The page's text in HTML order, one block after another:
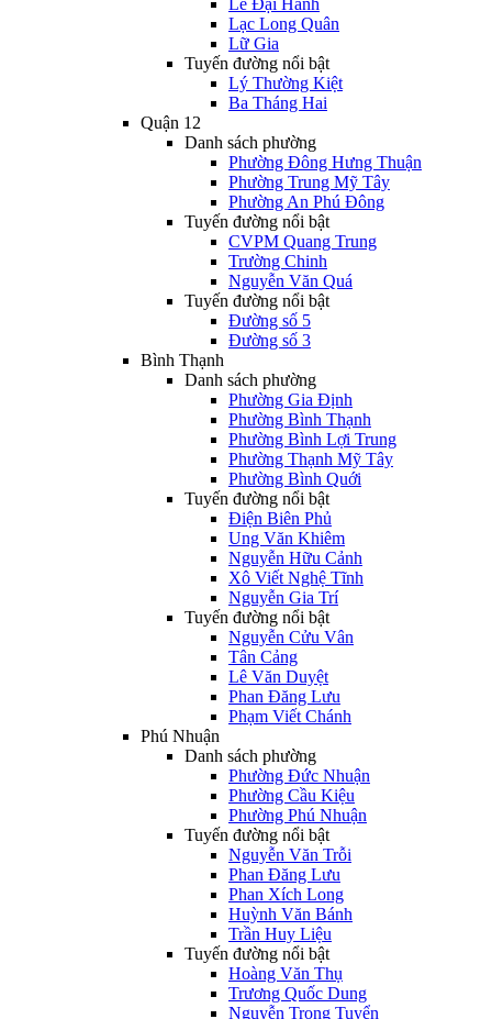
Lê Đại Hành
Lạc Long Quân
Lữ Gia
Tuyến đường nổi bật
Lý Thường Kiệt
Ba Tháng Hai
Quận 12
Danh sách phường
Phường Đông Hưng Thuận
Phường Trung Mỹ Tây
Phường An Phú Đông
Tuyến đường nổi bật
CVPM Quang Trung
Trường Chinh
Nguyễn Văn Quá
Tuyến đường nổi bật
Đường số 5
Đường số 3
Bình Thạnh
Danh sách phường
Phường Gia Định
Phường Bình Thạnh
Phường Bình Lợi Trung
Phường Thạnh Mỹ Tây
Phường Bình Quới
Tuyến đường nổi bật
Điện Biên Phủ
Ung Văn Khiêm
Nguyễn Hữu Cảnh
Xô Viết Nghệ Tĩnh
Nguyễn Gia Trí
Tuyến đường nổi bật
Nguyễn Cửu Vân
Tân Cảng
Lê Văn Duyệt
Phan Đăng Lưu
Phạm Viết Chánh
Phú Nhuận
Danh sách phường
Phường Đức Nhuận
Phường Cầu Kiệu
Phường Phú Nhuận
Tuyến đường nổi bật
Nguyễn Văn Trỗi
Phan Đăng Lưu
Phan Xích Long
Huỳnh Văn Bánh
Trần Huy Liệu
Tuyến đường nổi bật
Hoàng Văn Thụ
Trương Quốc Dung
Nguyễn Trọng Tuyển